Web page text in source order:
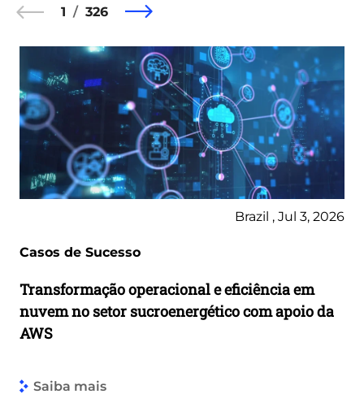
1 326
Brazil , Jul 3, 2026
Casos de Sucesso
Transformação operacional e eficiência em
nuvem no setor sucroenergético com apoio da
AWS
Saiba mais